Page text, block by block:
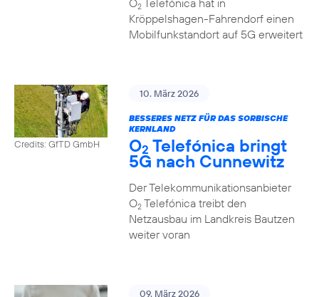
O2Telefónica hat in
Kröppelshagen-Fahrendorf einen
Mobilfunkstandort auf 5G erweitert
Credits: GfTD GmbH
10. März 2026
BESSERES NETZ FÜR DAS SORBISCHE
KERNLAND
O2 Telefónica bringt
5G nach Cunnewitz
Der Telekommunikationsanbieter
O2Telefónica treibt den
Netzausbau im Landkreis Bautzen
weiter voran
09. März 2026